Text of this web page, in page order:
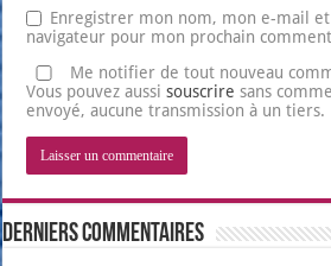
Enregistrer mon nom, mon e-mail
navigateur pour mon prochain
Me notifier de tout nouveau
Vous pouvez aussisouscrire sans
envoyé, aucune transmission à un tiers.
Derniers Commentaires